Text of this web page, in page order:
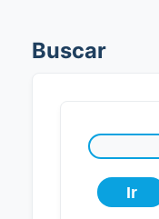
Buscar